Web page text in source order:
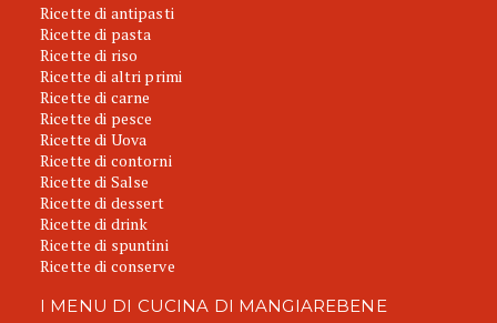
Ricette di antipasti
Ricette di pasta
Ricette di riso
Ricette di altri primi
Ricette di carne
Ricette di pesce
Ricette di Uova
Ricette di contorni
Ricette di Salse
Ricette di dessert
Ricette di drink
Ricette di spuntini
Ricette di conserve
I MENU DI CUCINA DI MANGIAREBENE